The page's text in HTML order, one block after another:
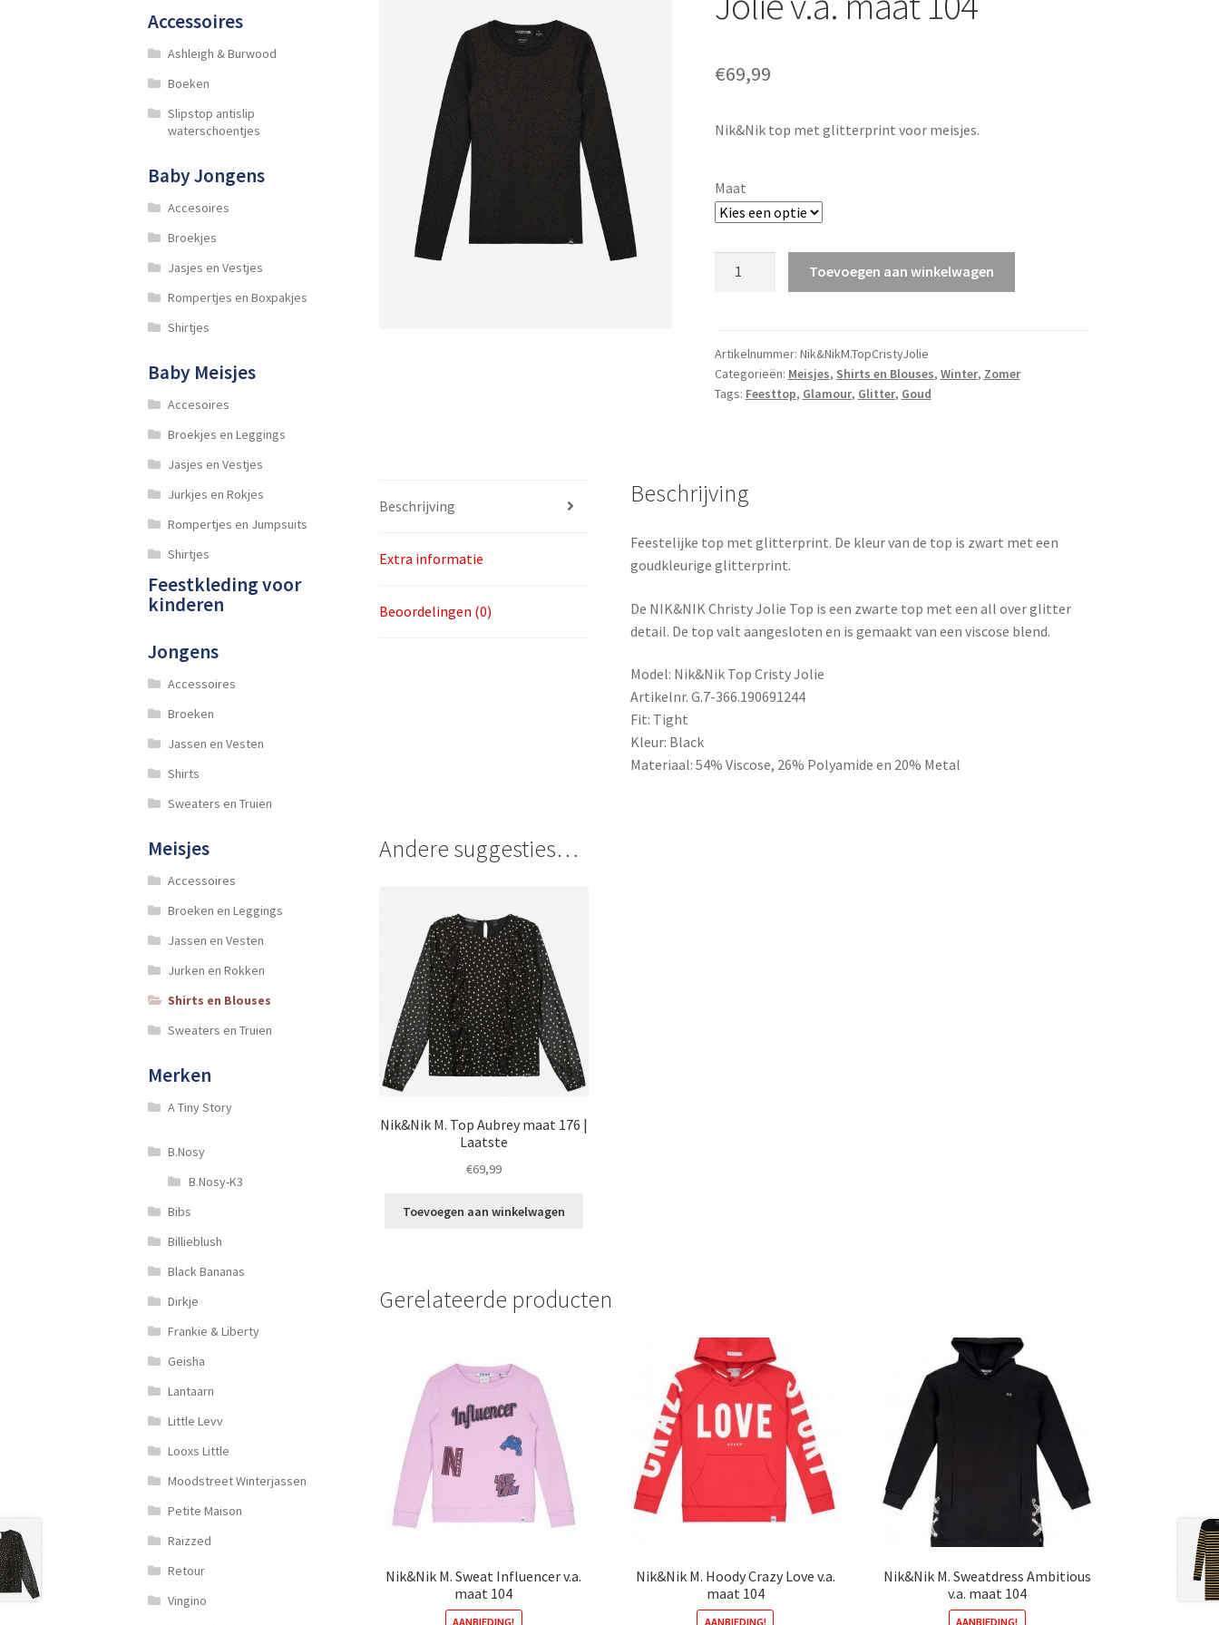
€69,99
Nik&Nik top met glitterprint voor meisjes.
Maat
Jolie
v.a.
maat
Toevoegen aan winkelwagen
Artikelnummer: Nik&NikM.TopCristyJolie
Categorieën: Meisjes, Shirts en Blouses, Winter, Zomer
Tags: Feesttop, Glamour, Glitter, Goud
Beschrijving
Extra informatie
Beoordelingen (0)
Beschrijving
Feestelijke top met glitterprint. De kleur van de top is zwart met een
goudkleurige glitterprint.
De NIK&NIK Christy Jolie Top is een zwarte top met een all over glitter
detail. De top valt aangesloten en is gemaakt van een viscose blend.
Model: Nik&Nik Top Cristy Jolie
Artikelnr. G.7-366.190691244
Fit: Tight
Kleur: Black
Materiaal: 54% Viscose, 26% Polyamide en 20% Metal
Andere suggesties…
Nik&Nik M. Top Aubrey maat 176 |
Laatste
€69,99
Toevoegen aan winkelwagen
Gerelateerde producten
Nik&Nik M. Sweat Influencer v.a.
maat 104
AANBIEDING!
Nik&Nik M. Hoody Crazy Love v.a.
maat 104
AANBIEDING!
Nik&Nik M. Sweatdress Ambitious
v.a. maat 104
AANBIEDING!
Accessoires
Ashleigh & Burwood
Boeken
Slipstop antislip
waterschoentjes
Baby Jongens
Accesoires
Broekjes
Jasjes en Vestjes
Rompertjes en Boxpakjes
Shirtjes
Baby Meisjes
Accesoires
Broekjes en Leggings
Jasjes en Vestjes
Jurkjes en Rokjes
Rompertjes en Jumpsuits
Shirtjes
Feestkleding voor
kinderen
Jongens
Accessoires
Broeken
Jassen en Vesten
Shirts
Sweaters en Truien
Meisjes
Accessoires
Broeken en Leggings
Jassen en Vesten
Jurken en Rokken
Shirts en Blouses
Sweaters en Truien
Merken
A Tiny Story
B.Nosy
B.Nosy-K3
Bibs
Billieblush
Black Bananas
Dirkje
Frankie & Liberty
Geisha
Lantaarn
Little Levv
Looxs Little
Moodstreet Winterjassen
Petite Maison
Raizzed
Retour
Vingino